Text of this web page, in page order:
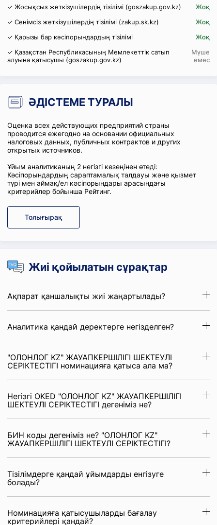
✓ Жосықсыз жеткізушілердің тізілімі (goszakup.gov.kz)
Жоқ
✓ Сенімсіз жеткізушілердің тізілімі (zakup.sk.kz)
Жоқ
✓ Қарызы бар кәсіпорындардың тізілімі
Жоқ
✓ Қазақстан Республикасының Мемлекеттік сатып
алуына қатысушы (goszakup.gov.kz)
Мүше
емес
ӘДІСТЕМЕ ТУРАЛЫ
Оценка всех действующих предприятий страны
проводится ежегодно на основании официальных
налоговых данных, публичных контрактов и других
открытых источников.
Ұйым аналитиканың 2 негізгі кезеңінен өтеді:
Кәсіпорындардың сараптамалық талдауы және қызмет
түрі мен аймақ/ел кәсіпорындары арасындағы
критерийлер бойынша Рейтинг.
Толығырақ
Жиі қойылатын сұрақтар
Ақпарат қаншалықты жиі жаңартылады?
Аналитика қандай деректерге негізделген?
"ОЛОНЛОГ KZ" ЖАУАПКЕРШІЛІГІ ШЕКТЕУЛІ
СЕРІКТЕСТІГІ номинацияға қатыса ала ма?
Негізгі OKED "ОЛОНЛОГ KZ" ЖАУАПКЕРШІЛІГІ
ШЕКТЕУЛІ СЕРІКТЕСТІГІ дегеніміз не?
БИН коды дегеніміз не? "ОЛОНЛОГ KZ"
ЖАУАПКЕРШІЛІГІ ШЕКТЕУЛІ СЕРІКТЕСТІГІ?
Тізілімдерге қандай ұйымдарды енгізуге
болады?
Номинацияға қатысушыларды бағалау
критерийлері қандай?